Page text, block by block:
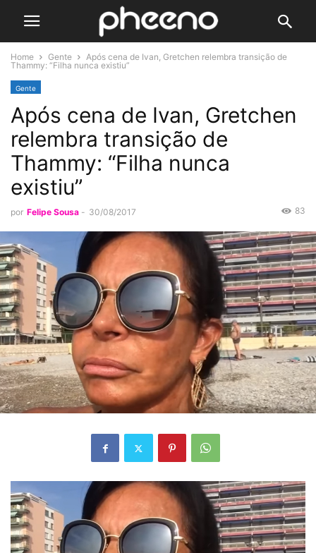
Home Gente
Após cena de Ivan, Gretchen relembra transição de
Thammy: “Filha nunca existiu”
Gente
Após cena de Ivan, Gretchen
relembra transição de
Thammy: “Filha nunca
existiu”
por Felipe Sousa - 30/08/2017 83